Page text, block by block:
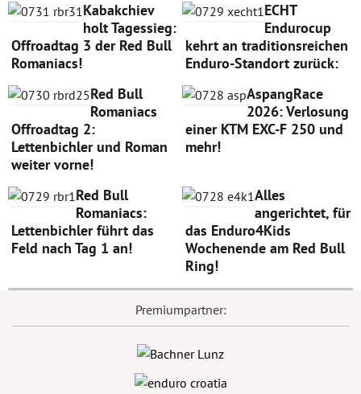
Kabakchiev
holt Tagessieg:
Offroadtag 3 der Red Bull
Romaniacs!
ECHT
Endurocup
kehrt an traditionsreichen
Enduro-Standort zurück:
Red Bull
Romaniacs
Offroadtag 2:
Lettenbichler und Roman
weiter vorne!
AspangRace
2026: Verlosung
einer KTM EXC-F 250 und
mehr!
Red Bull
Romaniacs:
Lettenbichler führt das
Feld nach Tag 1 an!
Alles
angerichtet, für
das Enduro4Kids
Wochenende am Red Bull
Ring!
Premiumpartner: